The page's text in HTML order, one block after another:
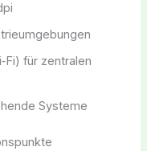
für zentralen
Systeme